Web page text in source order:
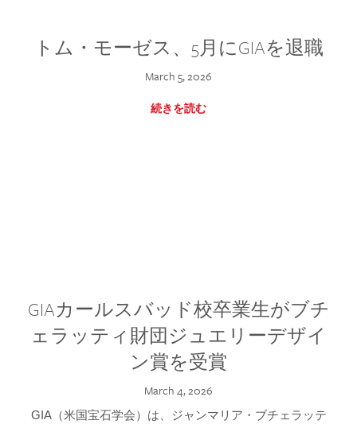
トム・モーゼス、5月にGIAを退職
March 5, 2026
続きを読む
GIAカールスバッド校卒業生がブチ
ェラッティ財団ジュエリーデザイ
ン賞を受賞
March 4, 2026
GIA（米国宝石学会）は、ジャンマリア・ブチェラッテ